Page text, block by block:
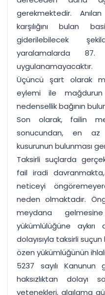
gerekmektedir.
karşılığını bulan
giderilebilecek
yaralamalarda
uygulanamayacaktır.
Üçüncü şart olarak
eylemi ile
nedensellik bağının
Son olarak, failin
sonucundan, en
kusurunun bulunması
Taksirli suçlarda
fail iradi
neticeyi
neden olmaktadır.
meydana
yükümlülüğüne
dolayısıyla taksirli suçun
özen yükümlüğünün
5237 sayılı
haksızlıktan dolayı
yetenekleri, algılama